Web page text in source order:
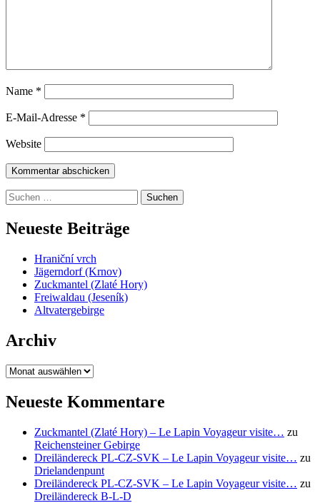
Name *
E-Mail-Adresse *
Website
Suchen
nach:
Neueste Beiträge
Hraniční vrch
Jägerndorf (Krnov)
Zuckmantel (Zlaté Hory)
Freiwaldau (Jeseník)
Altvatergebirge
Archiv
Archiv
Neueste Kommentare
Zuckmantel (Zlaté Hory) – Le Lapin Voyageur visite… zu
Reichensteiner Gebirge
Dreiländereck PL-CZ-SVK – Le Lapin Voyageur visite… zu
Drielandenpunt
Dreiländereck PL-CZ-SVK – Le Lapin Voyageur visite… zu
Dreiländereck B-L-D